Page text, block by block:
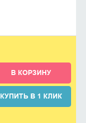
В КОРЗИНУ
КУПИТЬ В 1 КЛИК